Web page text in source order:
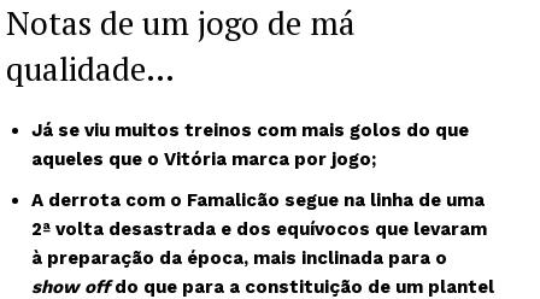
Notas de um jogo de má
qualidade…
Já se viu muitos treinos com mais golos do que
aqueles que o Vitória marca por jogo;
A derrota com o Famalicão segue na linha de uma
2ª volta desastrada e dos equívocos que levaram
à preparação da época, mais inclinada para o
show offdo que para a constituição de um plantel